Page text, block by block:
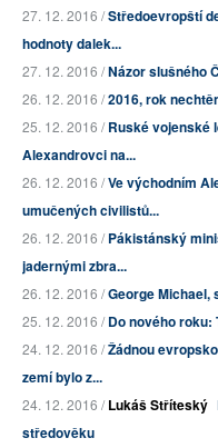
27. 12. 2016 /Středoevropští
hodnoty dalek...
27. 12. 2016 /Názor slušného
26. 12. 2016 /2016, rok
25. 12. 2016 /Ruské vojenské
Alexandrovci na...
26. 12. 2016 /Ve východním
umučených civilistů...
26. 12. 2016 /Pákistánský
jadernými zbra...
26. 12. 2016 /George Michael,
25. 12. 2016 /Do nového roku:
24. 12. 2016 /Žádnou
zemí bylo z...
24. 12. 2016 /Lukáš Stříteský
středověku